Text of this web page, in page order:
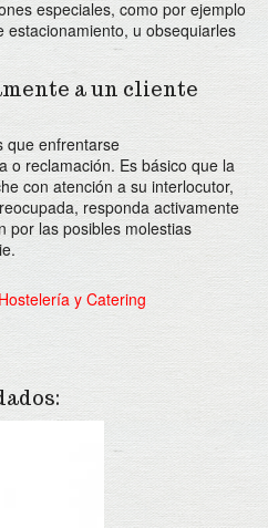
especiales, como por ejemplo
estacionamiento, u obsequiarles
a un cliente
que enfrentarse
o reclamación. Es básico que la
con atención a su interlocutor,
responda activamente
por las posibles molestias
y Catering